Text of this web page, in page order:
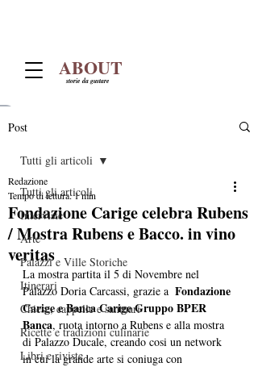
ABOUT
storie da gustare
Post
Tutti gli articoli
Interviste
Arte
Palazzi e Ville Storiche
Itinerari
Chiese, cappelle e santuari
Ricette e tradizioni culinarie
Libri e riviste
Tutti gli articoli
Fondazione Carige celebra Rubens
/ Mostra Rubens e Bacco. in vino
veritas
Redazione
Tempo di lettura: 1 min
La mostra partita il 5 di Novembre nel
Palazzo Doria Carcassi, grazie a Fondazione
Carige e Banca Carige Gruppo BPER
Banca, ruota intorno a Rubens e alla mostra
di Palazzo Ducale, creando cosi un network
in cui la grande arte si coniuga con